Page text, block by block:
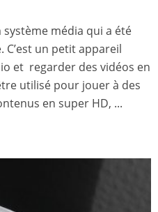
système média qui a été
C’est un petit appareil
et regarder des vidéos en
utilisé pour jouer à des
en super HD, ...